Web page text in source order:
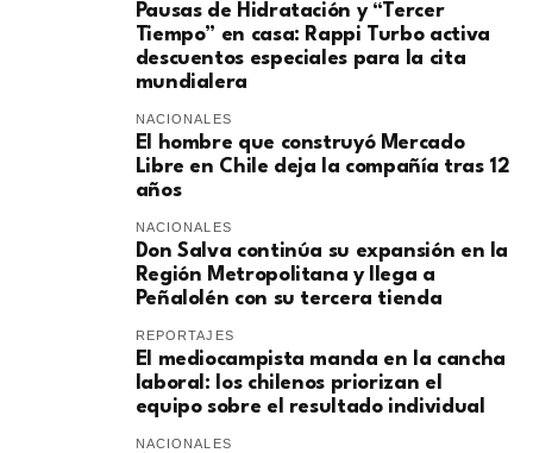
Pausas de Hidratación y “Tercer
Tiempo” en casa: Rappi Turbo activa
descuentos especiales para la cita
mundialera
NACIONALES
El hombre que construyó Mercado
Libre en Chile deja la compañía tras 12
años
NACIONALES
Don Salva continúa su expansión en la
Región Metropolitana y llega a
Peñalolén con su tercera tienda
REPORTAJES
El mediocampista manda en la cancha
laboral: los chilenos priorizan el
equipo sobre el resultado individual
NACIONALES